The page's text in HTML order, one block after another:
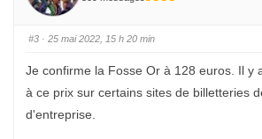
u
r
c
d
s
c
n
p
c
l
v
é
#3· 25 mai 2022, 15 h 20 min
Je confirme la Fosse Or à 128 euros. Il y
à ce prix sur certains sites de billetteries
d'entreprise.